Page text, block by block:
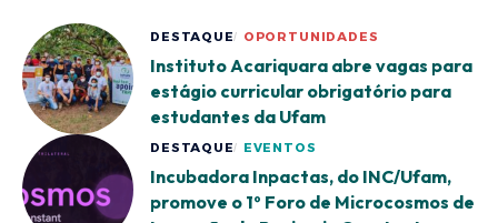
DESTAQUE OPORTUNIDADES
Instituto Acariquara abre vagas para
estágio curricular obrigatório para
estudantes da Ufam
DESTAQUE EVENTOS
Incubadora Inpactas, do INC/Ufam,
promove o 1º Foro de Microcosmos de